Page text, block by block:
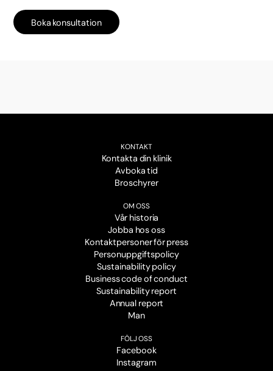
Boka konsultation
KONTAKT
Kontakta din klinik
Avboka tid
Broschyrer
OM OSS
Vår historia
Jobba hos oss
Kontaktpersoner för press
Personuppgiftspolicy
Sustainability policy
Business code of conduct
Sustainability report
Annual report
Man
FÖLJ OSS
Facebook
Instagram